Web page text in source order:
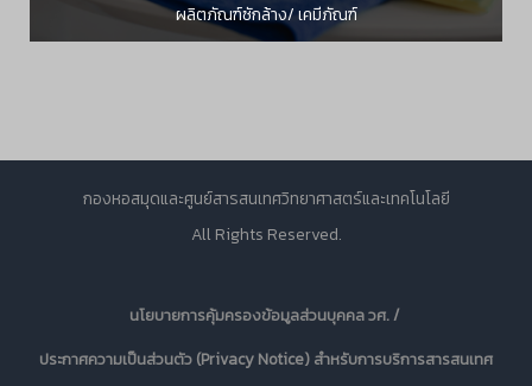
ผลิตภัณฑ์ซักล้าง/ เคมีภัณฑ์
กองหอสมุดและศูนย์สารสนเทศวิทยาศาสตร์และเทคโนโลยี
All Rights Reserved.
นโยบายการคุ้มครองข้อมูลส่วนบุคคล วศ. /
ประกาศความเป็นส่วนตัว (Privacy Notice) สำหรับการบริการสารสนเทศ